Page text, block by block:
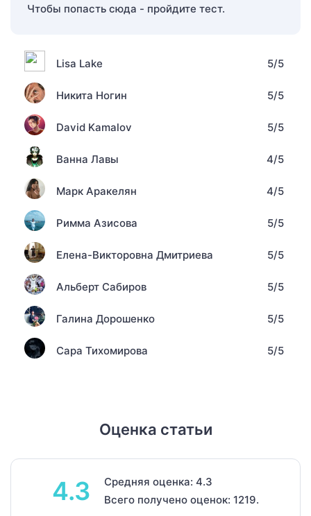
Чтобы попасть сюда - пройдите тест.
Lisa Lake 5/5
Никита Ногин 5/5
David Kamalov 5/5
Ванна Лавы 4/5
Марк Аракелян 4/5
Римма Азисова 5/5
Елена-Викторовна Дмитриева 5/5
Альберт Сабиров 5/5
Галина Дорошенко 5/5
Сара Тихомирова 5/5
Оценка статьи
4.3
Средняя оценка: 4.3
Всего получено оценок: 1219.